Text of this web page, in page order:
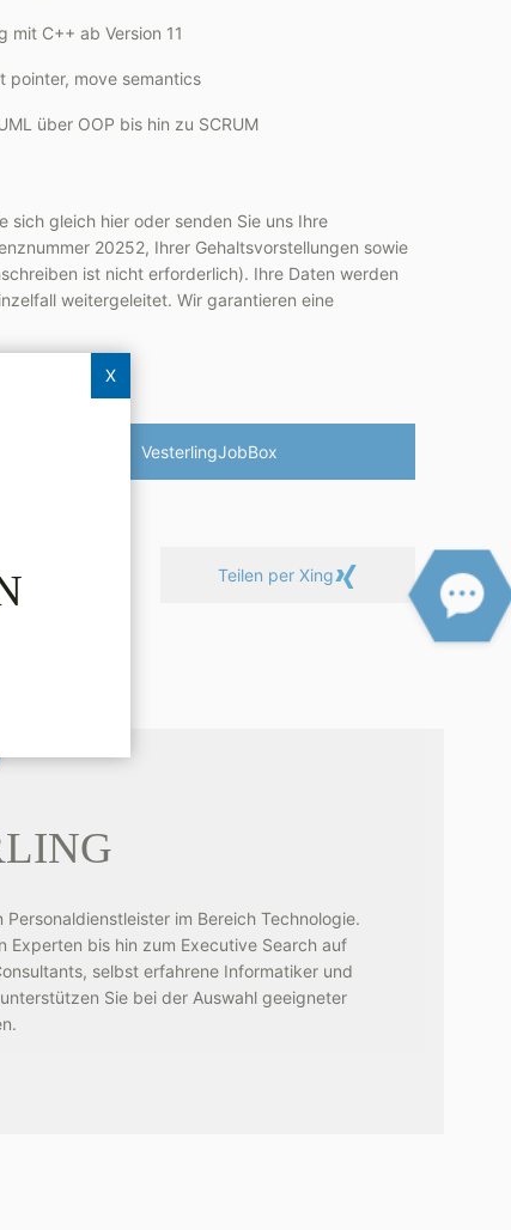
X
C++ ab Version 11
pointer, move semantics
über OOP bis hin zu SCRUM
sich gleich hier oder senden Sie uns Ihre
20252, Ihrer Gehaltsvorstellungen sowie
ist nicht erforderlich). Ihre Daten werden
weitergeleitet. Wir garantieren eine
Vesterling­JobBox
Teilen per Xing
im Bereich Technologie.
bis hin zum Executive Search auf
selbst erfahrene Informatiker und
Sie bei der Auswahl geeigneter